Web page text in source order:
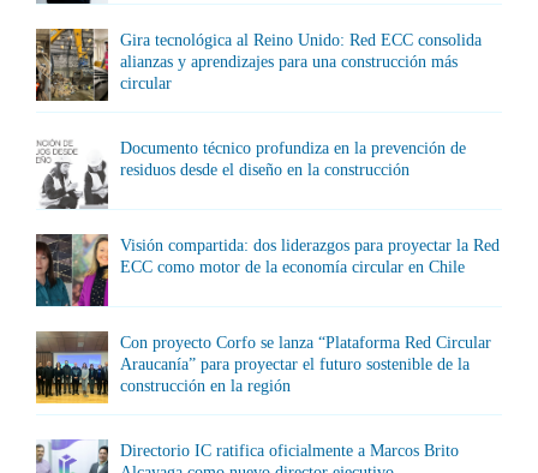
Gira tecnológica al Reino Unido: Red ECC consolida
alianzas y aprendizajes para una construcción más
circular
Documento técnico profundiza en la prevención de
residuos desde el diseño en la construcción
Visión compartida: dos liderazgos para proyectar la Red
ECC como motor de la economía circular en Chile
Con proyecto Corfo se lanza “Plataforma Red Circular
Araucanía” para proyectar el futuro sostenible de la
construcción en la región
Directorio IC ratifica oficialmente a Marcos Brito